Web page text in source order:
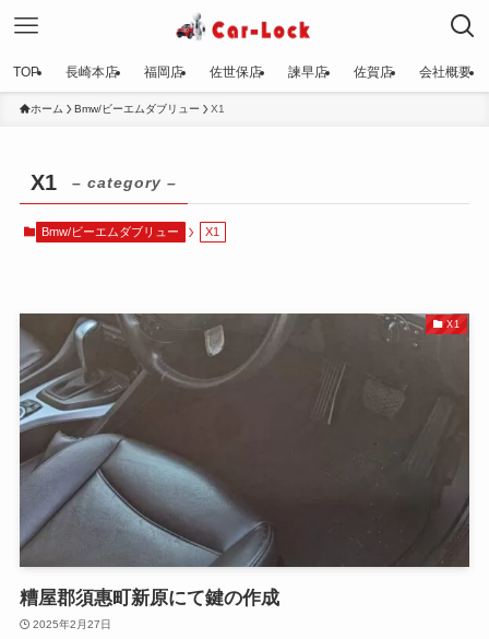
TOP 長崎本店 福岡店 佐世保店 諫早店 佐賀店 会社概要
ホーム Bmw/ビーエムダブリュー X1
X1 – category –
Bmw/ビーエムダブリュー X1
X1
糟屋郡須惠町新原にて鍵の作成
2025年2月27日